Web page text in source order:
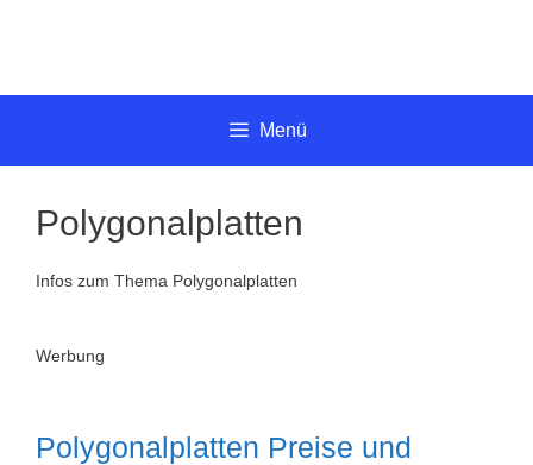
Menü
Polygonalplatten
Infos zum Thema Polygonalplatten
Werbung
Polygonalplatten Preise und